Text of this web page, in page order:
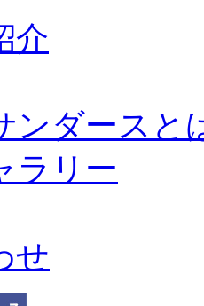
介
ンダースと
ラリー
せ